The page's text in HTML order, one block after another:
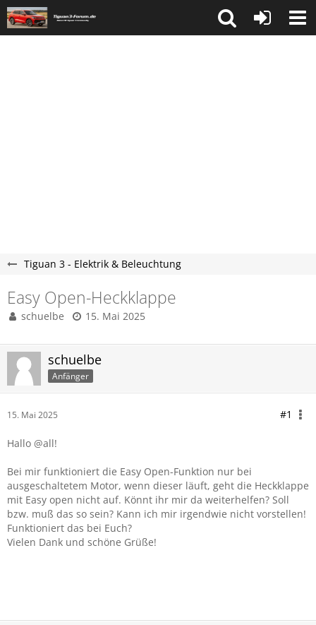
Tiguan 3 - Elektrik & Beleuchtung
Easy Open-Heckklappe
schuelbe 15. Mai 2025
schuelbe
Anfänger
15. Mai 2025 #1
Hallo @all!
Bei mir funktioniert die Easy Open-Funktion nur bei
ausgeschaltetem Motor, wenn dieser läuft, geht die Heckklappe
mit Easy open nicht auf. Könnt ihr mir da weiterhelfen? Soll
bzw. muß das so sein? Kann ich mir irgendwie nicht vorstellen!
Funktioniert das bei Euch?
Vielen Dank und schöne Grüße!